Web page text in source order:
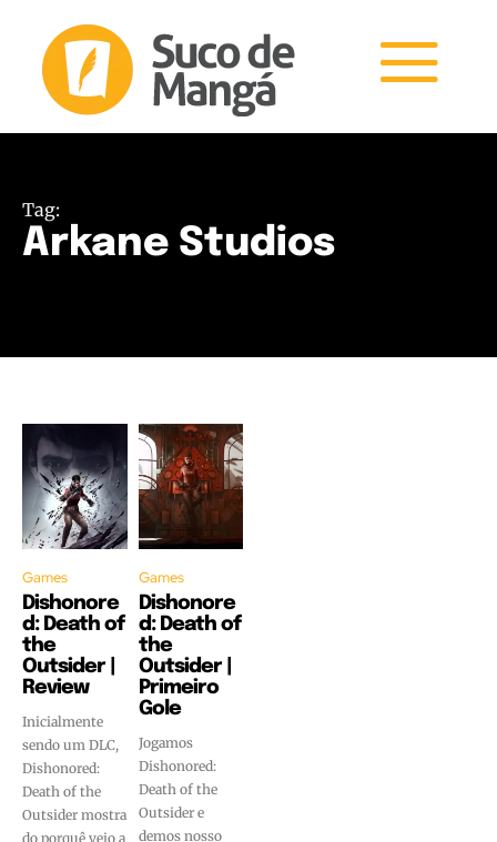
Tag:
Arkane Studios
Games
Dishonore
d: Death of
the
Outsider |
Review
Inicialmente
sendo um DLC,
Dishonored:
Death of the
Outsider mostra
do porquê veio a
Games
Dishonore
d: Death of
the
Outsider |
Primeiro
Gole
Jogamos
Dishonored:
Death of the
Outsider e
demos nosso